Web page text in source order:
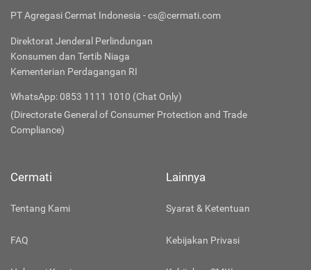
PT Agregasi Cermat Indonesia - cs@cermati.com
Direktorat Jenderal Perlindungan
Konsumen dan Tertib Niaga
Kementerian Perdagangan RI
WhatsApp: 0853 1111 1010 (Chat Only)
(Directorate General of Consumer Protection and Trade
Compliance)
Cermati
Tentang Kami
FAQ
Lainnya
Syarat & Ketentuan
Kebijakan Privasi